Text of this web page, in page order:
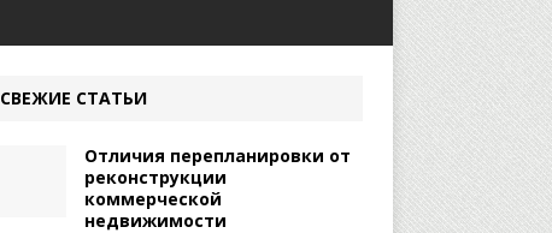
СВЕЖИЕ СТАТЬИ
Отличия перепланировки от
реконструкции
коммерческой
недвижимости